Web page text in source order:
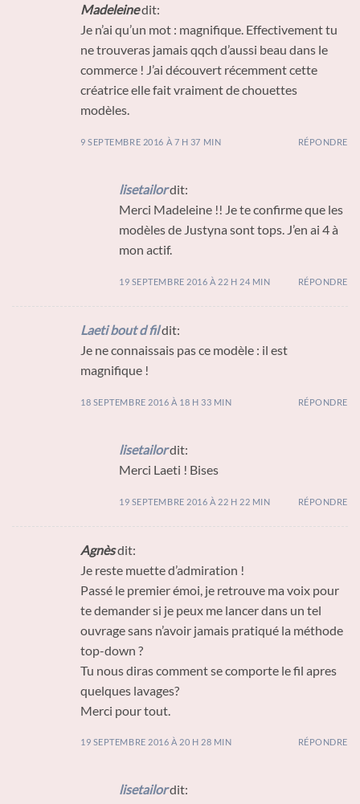
Madeleinedit:
Je n’ai qu’un mot : magnifique. Effectivement tu
ne trouveras jamais qqch d’aussi beau dans le
commerce ! J’ai découvert récemment cette
créatrice elle fait vraiment de chouettes
modèles.
9 SEPTEMBRE 2016 À 7 H 37 MIN RÉPONDRE
lisetailordit:
Merci Madeleine !! Je te confirme que les
modèles de Justyna sont tops. J’en ai 4 à
mon actif.
19 SEPTEMBRE 2016 À 22 H 24 MIN RÉPONDRE
Laeti bout d fildit:
Je ne connaissais pas ce modèle : il est
magnifique !
18 SEPTEMBRE 2016 À 18 H 33 MIN RÉPONDRE
lisetailordit:
Merci Laeti ! Bises
19 SEPTEMBRE 2016 À 22 H 22 MIN RÉPONDRE
Agnèsdit:
Je reste muette d’admiration !
Passé le premier émoi, je retrouve ma voix pour
te demander si je peux me lancer dans un tel
ouvrage sans n’avoir jamais pratiqué la méthode
top-down ?
Tu nous diras comment se comporte le fil apres
quelques lavages?
Merci pour tout.
19 SEPTEMBRE 2016 À 20 H 28 MIN RÉPONDRE
lisetailordit: